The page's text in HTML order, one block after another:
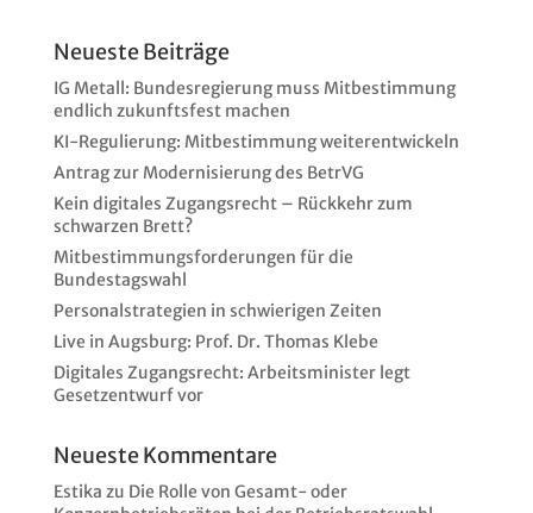
Neueste Beiträge
IG Metall: Bundesregierung muss Mitbestimmung
endlich zukunftsfest machen
KI-Regulierung: Mitbestimmung weiterentwickeln
Antrag zur Modernisierung des BetrVG
Kein digitales Zugangsrecht – Rückkehr zum
schwarzen Brett?
Mitbestimmungsforderungen für die
Bundestagswahl
Personalstrategien in schwierigen Zeiten
Live in Augsburg: Prof. Dr. Thomas Klebe
Digitales Zugangsrecht: Arbeitsminister legt
Gesetzentwurf vor
Neueste Kommentare
Estika zu Die Rolle von Gesamt- oder